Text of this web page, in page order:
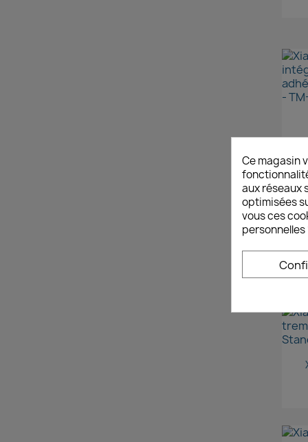
Ce magasin
aux réseaux
optimisées
vous ces
personnelles